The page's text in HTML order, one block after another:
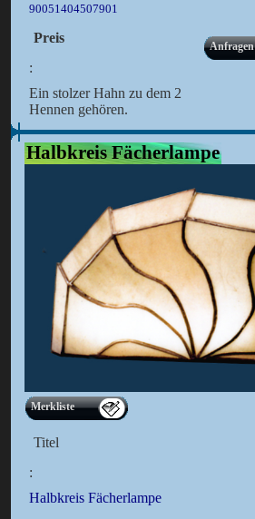
90051404507901
Preis
:
Anfragen
Ein stolzer Hahn zu dem 2
Hennen gehören.
Halbkreis Fächerlampe
Merkliste
Titel
:
Halbkreis Fächerlampe